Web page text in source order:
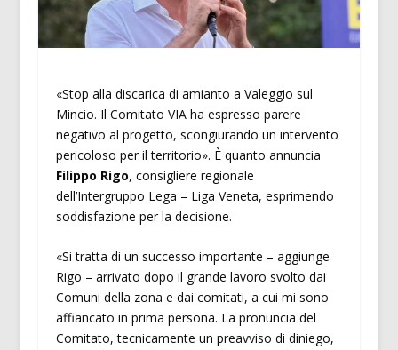
«Stop alla discarica di amianto a Valeggio sul
Mincio. Il Comitato VIA ha espresso parere
negativo al progetto, scongiurando un intervento
pericoloso per il territorio». È quanto annuncia
Filippo Rigo, consigliere regionale
dell’Intergruppo Lega – Liga Veneta, esprimendo
soddisfazione per la decisione.
«Si tratta di un successo importante – aggiunge
Rigo – arrivato dopo il grande lavoro svolto dai
Comuni della zona e dai comitati, a cui mi sono
affiancato in prima persona. La pronuncia del
Comitato, tecnicamente un preavviso di diniego,